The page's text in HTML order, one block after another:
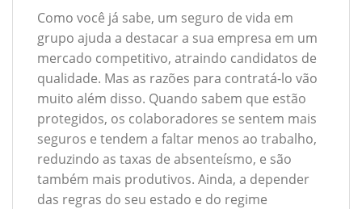
Como você já sabe, um seguro de vida em
grupo ajuda a destacar a sua empresa em um
mercado competitivo, atraindo candidatos de
qualidade. Mas as razões para contratá-lo vão
muito além disso. Quando sabem que estão
protegidos, os colaboradores se sentem mais
seguros e tendem a faltar menos ao trabalho,
reduzindo as taxas de absenteísmo, e são
também mais produtivos. Ainda, a depender
das regras do seu estado e do regime